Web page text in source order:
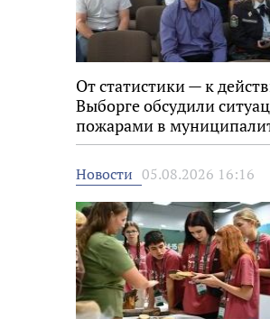
От статистики — к
Выборге обсудили
пожарами в
Новости 05.08.2026 16:16